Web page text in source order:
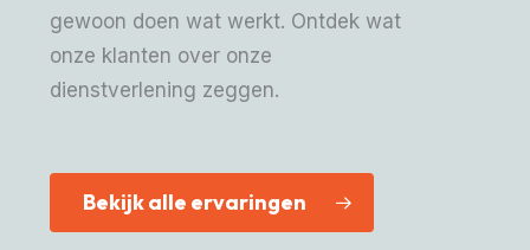
gewoon doen wat werkt. Ontdek wat
onze klanten over onze
dienstverlening zeggen.
Bekijk alle ervaringen